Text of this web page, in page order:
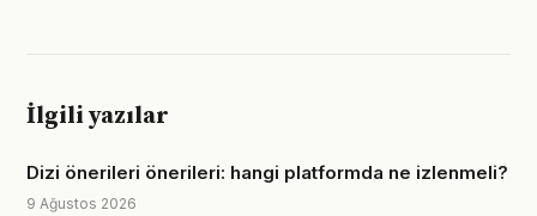
İlgili yazılar
Dizi önerileri önerileri: hangi platformda ne izlenmeli?
9 Ağustos 2026